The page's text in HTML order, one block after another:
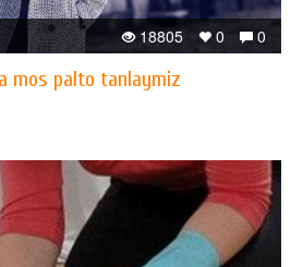
0
0
18805
mos palto tanlaymiz